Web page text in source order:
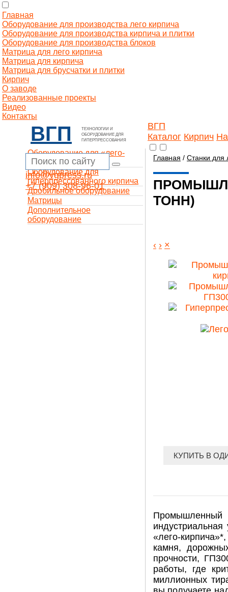
Главная
Оборудование для производства лего кирпича
Оборудование для производства кирпича и плитки
Оборудование для производства блоков
Матрица для лего кирпича
Матрица для кирпича
Матрица для брусчатки и плитки
Кирпич
О заводе
Реализованные проекты
Видео
Контакты
ВГП
ТЕХНОЛОГИИ И
ОБОРУДОВАНИЕ ДЛЯ
ГИПЕРПРЕССОВАНИЯ
ВГП
Каталог Кирпич
info@vgpress.ru
+7 (909) 308-96-01
Оборудование для «лего-
кирпича»
Оборудование для
гиперпрессованного кирпича
Дробильное оборудование
Матрицы
Дополнительное
оборудование
Главная / Станки для
ТОНН)
‹ › ×
КУПИТЬ В
индустриальная
«лего-
камня,
прочности,
работы, где
миллионных